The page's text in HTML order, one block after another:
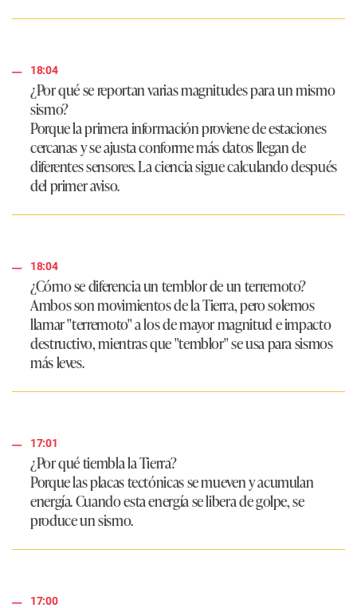
18:04
¿Por qué se reportan varias magnitudes para un mismo
sismo?
Porque la primera información proviene de estaciones
cercanas y se ajusta conforme más datos llegan de
diferentes sensores. La ciencia sigue calculando después
del primer aviso.
18:04
¿Cómo se diferencia un temblor de un terremoto?
Ambos son movimientos de la Tierra, pero solemos
llamar "terremoto" a los de mayor magnitud e impacto
destructivo, mientras que "temblor" se usa para sismos
más leves.
17:01
¿Por qué tiembla la Tierra?
Porque las placas tectónicas se mueven y acumulan
energía. Cuando esta energía se libera de golpe, se
produce un sismo.
17:00